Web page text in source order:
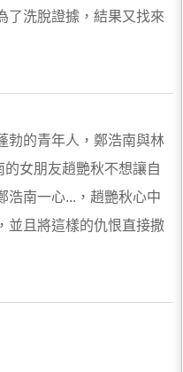
了洗脫證據，結果又找來
勃的青年人，鄭浩南與林
女朋友趙艷秋不想讓自
浩南一心...，趙艷秋心中
並且將這樣的仇恨直接撒